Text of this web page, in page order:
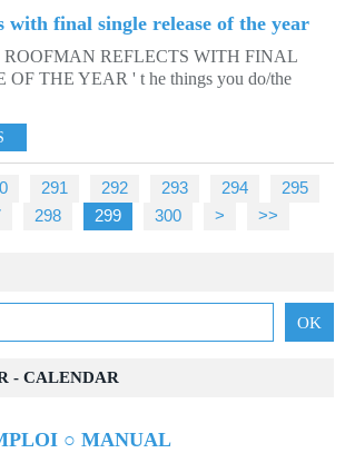
with final single release of the year
REFLECTS WITH FINAL
OF THE YEAR ' t he things you do/the
291 292 293 294
295
298 299 300 400
500
600
700
800
900
1000
> >>
- CALENDAR
○ MANUAL